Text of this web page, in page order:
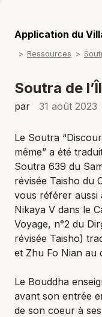
Application du
Ressources
Soutra de
par 31 août 2023
Le Soutra
même” a été
Soutra 639 du
révisée Taisho du
vous référer aussi
Nikaya V dans le
Voyage, n°2 du
révisée Taisho)
et Zhu Fo Nian au
Le Bouddha
avant son entrée
de son coeur à